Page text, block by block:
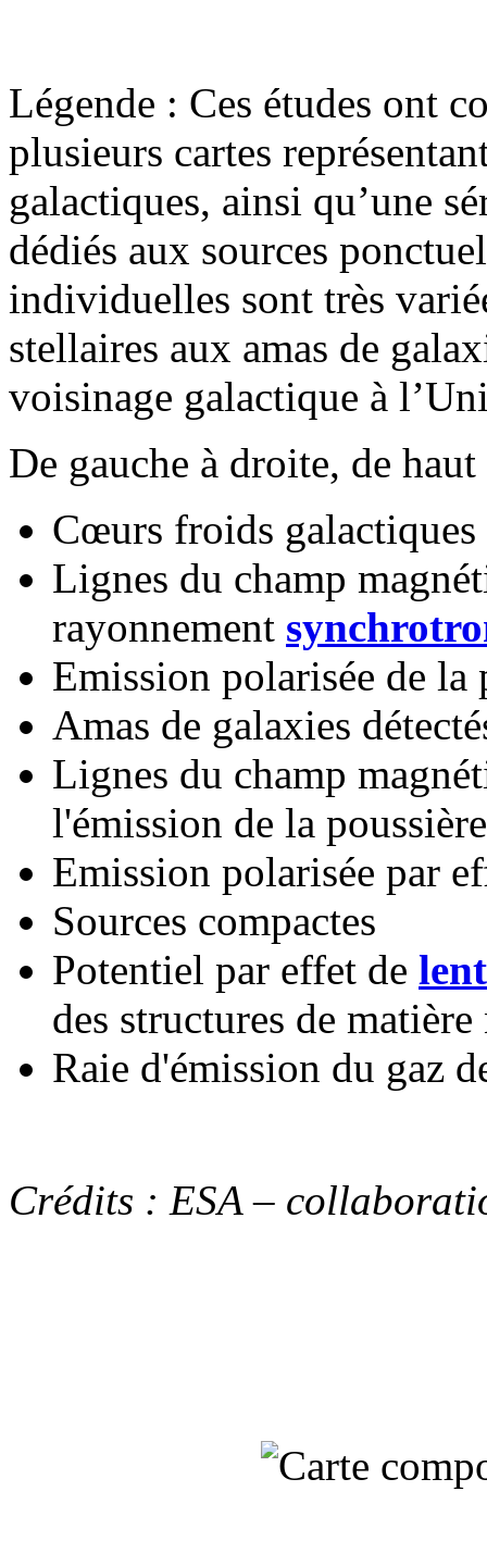
Légende : Ces études ont
plusieurs cartes
galactiques, ainsi qu’une
dédiés aux sources
individuelles sont très
stellaires aux amas de
voisinage galactique à
De gauche à droite, de haut
Cœurs froids galactiques
Lignes du champ
rayonnement
Emission polarisée de la
Amas de galaxies
Lignes du champ
l'émission de la
Emission polarisée par
Sources compactes
Potentiel par effet de
des structures de
Raie d'émission du gaz
Crédits : ESA –